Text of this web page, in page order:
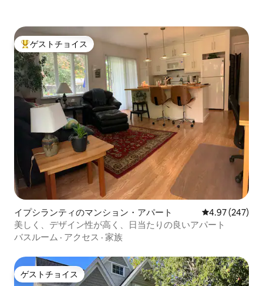
大好評のゲストチョイスです。
ゲストチョイス
イプシランティのマンション・アパート レビュー247
4.97 (247)
美しく、デザイン性が高く、日当たりの良いアパート
バスルーム · アクセス · 家族
ゲストチョイス
ゲストチョイス